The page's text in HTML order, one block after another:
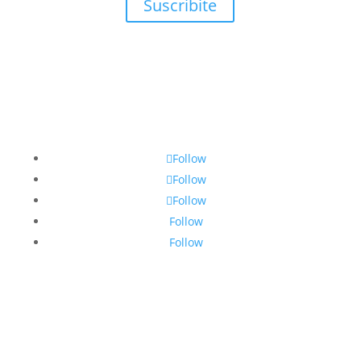
Suscribite
Follow
Follow
Follow
Follow
Follow